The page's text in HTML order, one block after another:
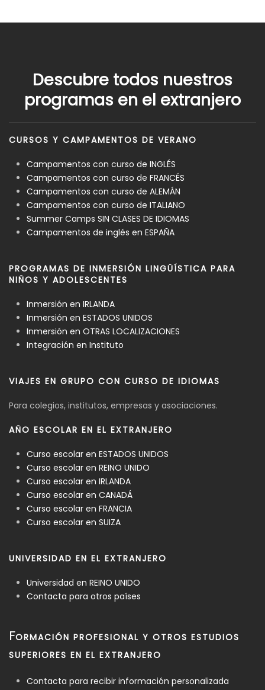
Descubre todos nuestros
programas en el extranjero
CURSOS Y CAMPAMENTOS DE VERANO
Campamentos con curso de INGLÉS
Campamentos con curso de FRANCÉS
Campamentos con curso de ALEMÁN
Campamentos con curso de ITALIANO
Summer Camps SIN CLASES DE IDIOMAS
Campamentos de inglés en ESPAÑA
PROGRAMAS DE INMERSIÓN LINGÜÍSTICA PARA
NIÑOS Y ADOLESCENTES
Inmersión en IRLANDA
Inmersión en ESTADOS UNIDOS
Inmersión en OTRAS LOCALIZACIONES
Integración en Instituto
VIAJES EN GRUPO CON CURSO DE IDIOMAS
Para colegios, institutos, empresas y asociaciones.
AÑO ESCOLAR EN EL EXTRANJERO
Curso escolar en ESTADOS UNIDOS
Curso escolar en REINO UNIDO
Curso escolar en IRLANDA
Curso escolar en CANADÁ
Curso escolar en FRANCIA
Curso escolar en SUIZA
UNIVERSIDAD EN EL EXTRANJERO
Universidad en REINO UNIDO
Contacta para otros países
FORMACIÓN PROFESIONAL Y OTROS ESTUDIOS
SUPERIORES EN EL EXTRANJERO
Contacta para recibir información personalizada